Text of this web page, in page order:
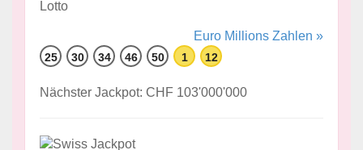
Euro Millions Zahlen »
25 30 34 46 50 1 12
Nächster Jackpot: CHF 103'000'000